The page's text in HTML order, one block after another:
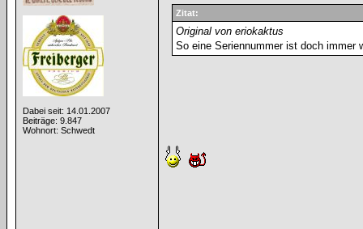
Dabei seit: 14.01.2007
Beiträge: 9.847
Wohnort: Schwedt
Zitat:
Original von eriokaktus
So eine Seriennummer ist doch immer